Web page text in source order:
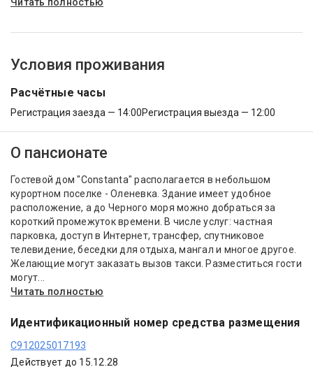
Читать полностью
Условия проживания
Расчётные часы
Регистрация заезда — 14:00Регистрация выезда — 12:00
О пансионате
Гостевой дом "Constanta" располагается в небольшом
курортном поселке - Оленевка. Здание имеет удобное
расположение, а до Черного моря можно добраться за
короткий промежуток времени. В числе услуг: частная
парковка, доступ в Интернет, трансфер, спутниковое
телевидение, беседки для отдыха, мангал и многое другое.
Желающие могут заказать вызов такси. Разместиться гости
могут...
Читать полностью
Идентификационный номер средства размещения
С912025017193
Действует до 15.12.28